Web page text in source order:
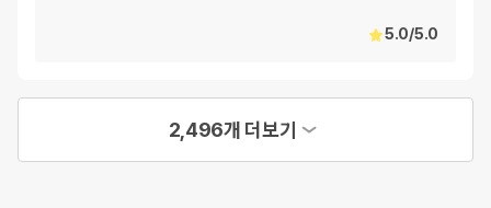
5.0/5.0
2,496개 더보기